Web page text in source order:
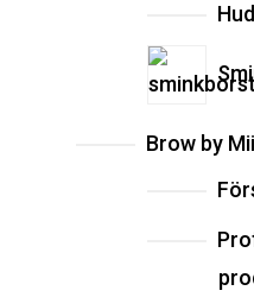
Brow by Mii